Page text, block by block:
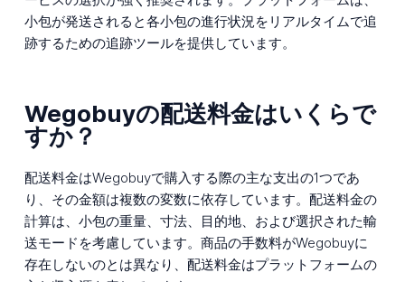
小包が発送されると各小包の進行状況をリアルタイムで追
跡するための追跡ツールを提供しています。
Wegobuyの配送料金はいくらで
すか？
配送料金はWegobuyで購入する際の主な支出の1つであ
り、その金額は複数の変数に依存しています。配送料金の
計算は、小包の重量、寸法、目的地、および選択された輸
送モードを考慮しています。商品の手数料がWegobuyに
存在しないのとは異なり、配送料金はプラットフォームの